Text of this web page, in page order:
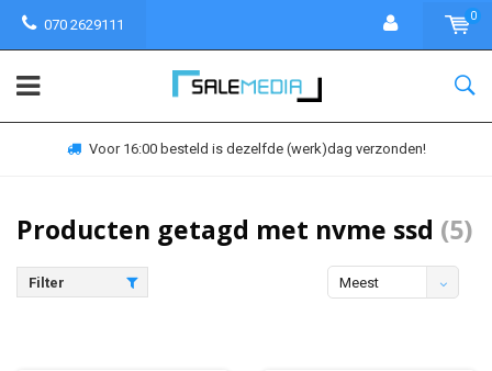
070 2629111
0
Voor 16:00 besteld is dezelfde (werk)dag verzonden!
Producten getagd met nvme ssd (5)
Filter
Meest